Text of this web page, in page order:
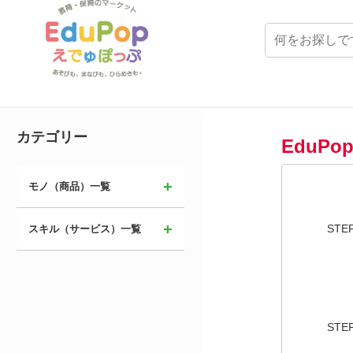
カテゴリー
モノ（商品）一覧
スキル（サービス）一覧